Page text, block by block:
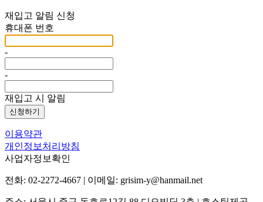
재입고 알림 신청
휴대폰 번호
-
-
재입고 시 알림
신청하기
이용약관
개인정보처리방침
사업자정보확인
전화: 02-2272-4667 | 이메일: grisim-y@hanmail.net